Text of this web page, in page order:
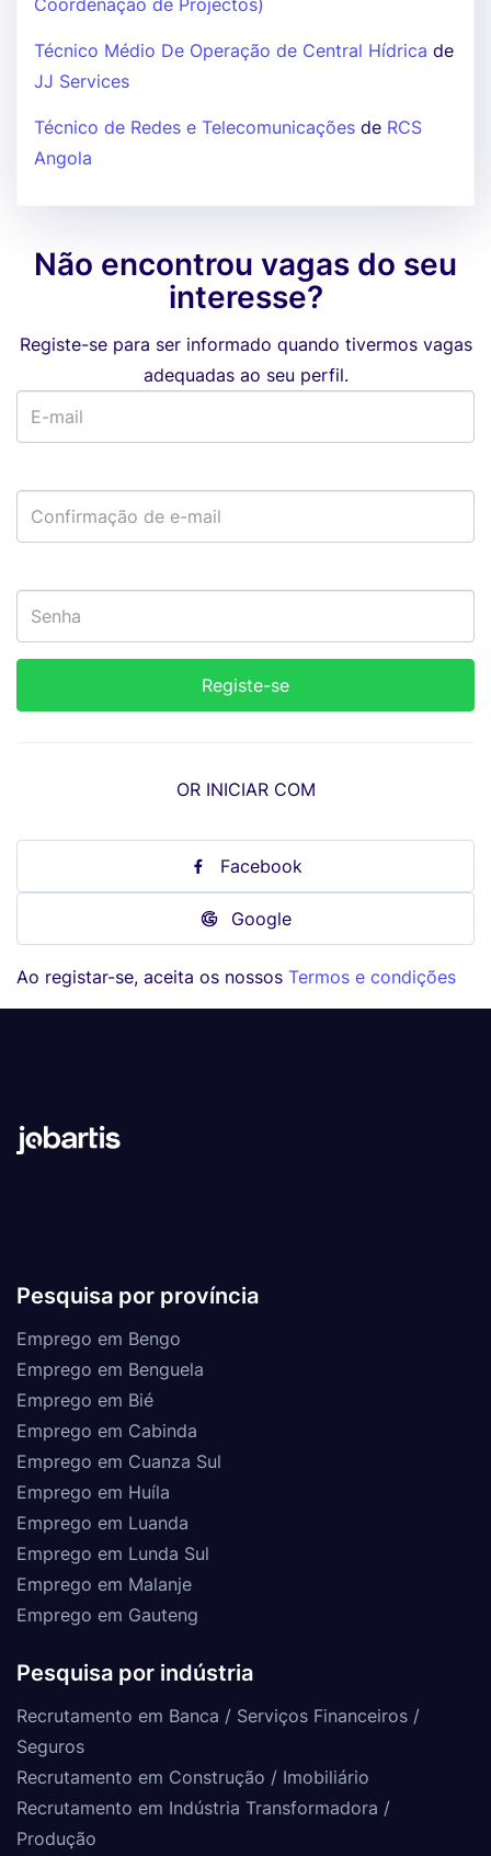
Coordenação de Projectos)
Técnico Médio De Operação de Central Hídrica de
JJ Services
Técnico de Redes e Telecomunicações de RCS
Angola
Não encontrou vagas do seu
interesse?
Registe-se para ser informado quando tivermos vagas
adequadas ao seu perfil.
OR INICIAR COM
Facebook
Google
Ao registar-se, aceita os nossos Termos e condições
Pesquisa por província
Emprego em Bengo
Emprego em Benguela
Emprego em Bié
Emprego em Cabinda
Emprego em Cuanza Sul
Emprego em Huíla
Emprego em Luanda
Emprego em Lunda Sul
Emprego em Malanje
Emprego em Gauteng
Pesquisa por indústria
Recrutamento em Banca / Serviços Financeiros /
Seguros
Recrutamento em Construção / Imobiliário
Recrutamento em Indústria Transformadora /
Produção